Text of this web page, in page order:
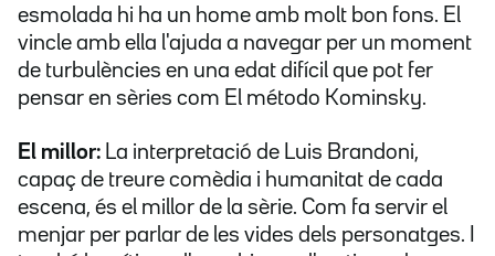
esmolada hi ha un home amb molt bon fons. El
vincle amb ella l'ajuda a navegar per un moment
de turbulències en una edat difícil que pot fer
pensar en sèries com El método Kominsky.
El millor: La interpretació de Luis Brandoni,
capaç de treure comèdia i humanitat de cada
escena, és el millor de la sèrie. Com fa servir el
menjar per parlar de les vides dels personatges. I